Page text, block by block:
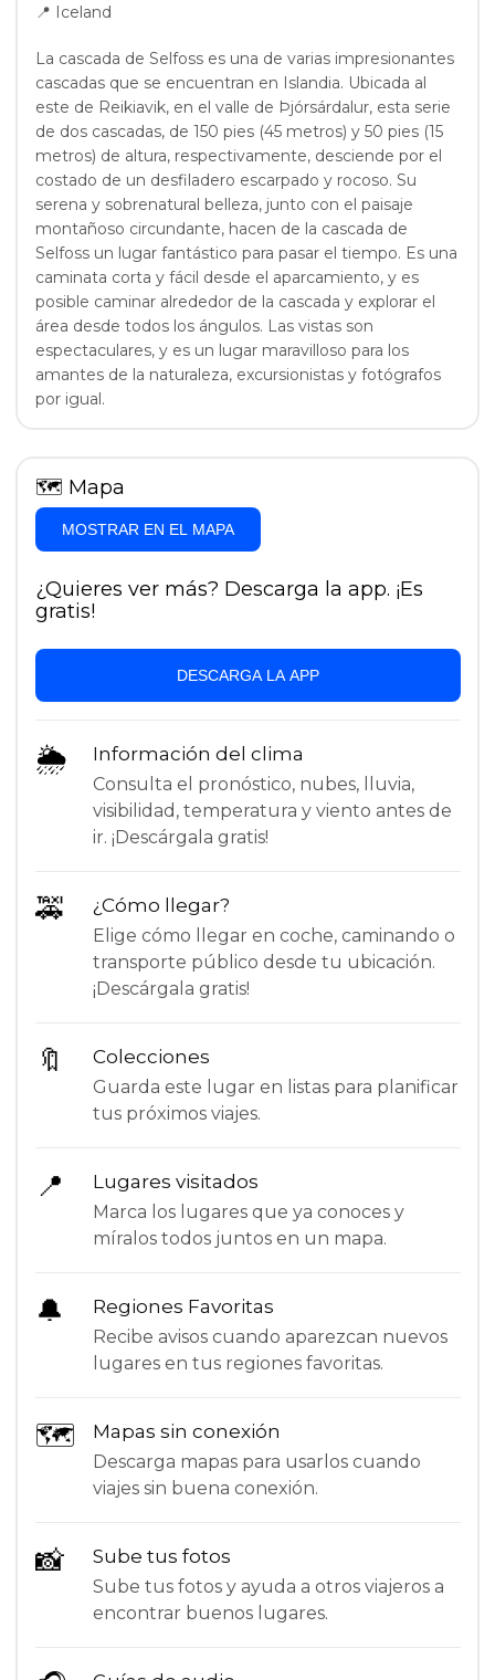
📍 Iceland
La cascada de Selfoss es una de varias impresionantes
cascadas que se encuentran en Islandia. Ubicada al
este de Reikiavik, en el valle de Þjórsárdalur, esta serie
de dos cascadas, de 150 pies (45 metros) y 50 pies (15
metros) de altura, respectivamente, desciende por el
costado de un desfiladero escarpado y rocoso. Su
serena y sobrenatural belleza, junto con el paisaje
montañoso circundante, hacen de la cascada de
Selfoss un lugar fantástico para pasar el tiempo. Es una
caminata corta y fácil desde el aparcamiento, y es
posible caminar alrededor de la cascada y explorar el
área desde todos los ángulos. Las vistas son
espectaculares, y es un lugar maravilloso para los
amantes de la naturaleza, excursionistas y fotógrafos
por igual.
🗺 Mapa
MOSTRAR EN EL MAPA
¿Quieres ver más? Descarga la app. ¡Es
gratis!
DESCARGA LA APP
🌦 Información del clima
Consulta el pronóstico, nubes, lluvia,
visibilidad, temperatura y viento antes de
ir. ¡Descárgala gratis!
🚕 ¿Cómo llegar?
Elige cómo llegar en coche, caminando o
transporte público desde tu ubicación.
¡Descárgala gratis!
🔖 Colecciones
Guarda este lugar en listas para planificar
tus próximos viajes.
📍 Lugares visitados
Marca los lugares que ya conoces y
míralos todos juntos en un mapa.
🔔 Regiones Favoritas
Recibe avisos cuando aparezcan nuevos
lugares en tus regiones favoritas.
🗺 Mapas sin conexión
Descarga mapas para usarlos cuando
viajes sin buena conexión.
📸 Sube tus fotos
Sube tus fotos y ayuda a otros viajeros a
encontrar buenos lugares.